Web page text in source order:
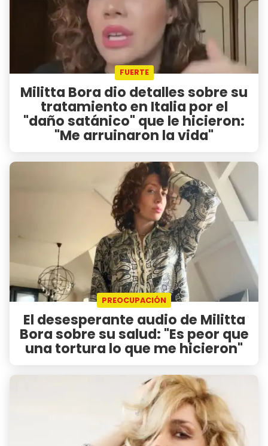
FUERTE
Militta Bora dio detalles sobre su
tratamiento en Italia por el
"daño satánico" que le hicieron:
"Me arruinaron la vida"
PREOCUPACIÓN
El desesperante audio de Militta
Bora sobre su salud: "Es peor que
una tortura lo que me hicieron"